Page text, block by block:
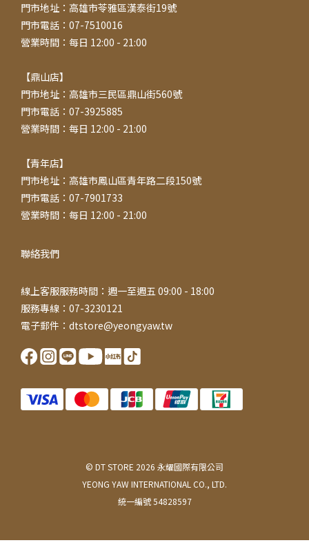
門市地址：高雄市苓雅區漢泰街19號
門市電話：07-7510016
營業時間：每日 12:00 - 21:00
【鼎山店】
門市地址：高雄市三民區鼎山街560號
門市電話：07-3925885
營業時間：每日 12:00 - 21:00
【青年店】
門市地址：高雄市鳳山區青年路二段150號
門市電話：07-7901733
營業時間：每日 12:00 - 21:00
聯絡我們
線上客服服務時間：週一至週五 09:00 - 18:00
服務專線：07-3230121
電子郵件：dtstore@yeongyaw.tw
© DT STORE 2026 永耀國際有限公司
YEONG YAW INTERNATIONAL CO., LTD.
統一編號 54828597